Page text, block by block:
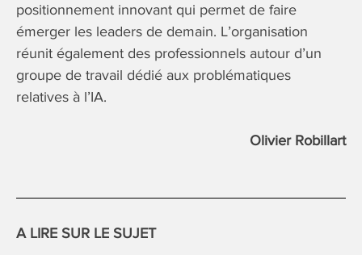
positionnement innovant qui permet de faire
émerger les leaders de demain. L’organisation
réunit également des professionnels autour d’un
groupe de travail dédié aux problématiques
relatives à l’IA.
Olivier Robillart
A LIRE SUR LE SUJET